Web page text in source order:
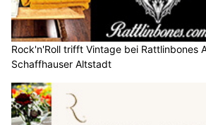
Rock'n'Roll trifft Vintage bei Rattlinbones
Schaffhauser Altstadt